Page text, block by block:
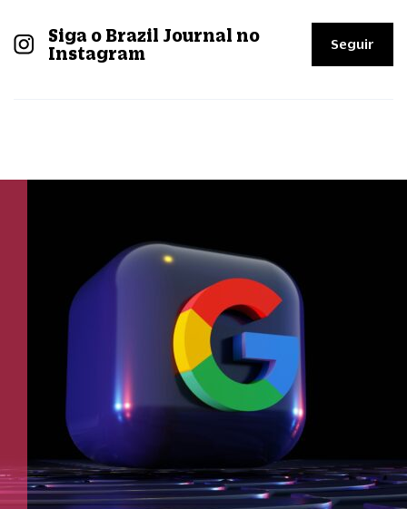
Siga o Brazil Journal no
Instagram
Seguir